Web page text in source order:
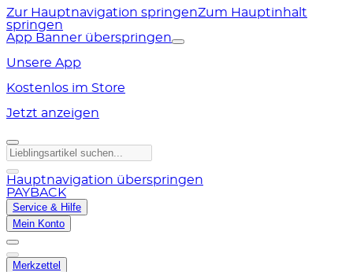
Zur Hauptnavigation springenZum Hauptinhalt
springen
App Banner überspringen
Unsere App
Kostenlos im Store
Jetzt anzeigen
Hauptnavigation überspringen
PAYBACK
Service & Hilfe
Mein Konto
Merkzettel